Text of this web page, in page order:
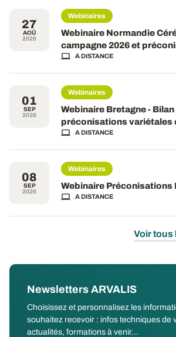
27
AOÛ
2026
Webinaires
Webinaire Normandie
campagne 2026 et
A DISTANCE
01
SEP
2026
Webinaires
Webinaire Bretagne -
préconisations variétales
A DISTANCE
08
SEP
2026
Webinaires
Webinaire Préconisations
A DISTANCE
Voir tous
Newsletters ARVALIS
Choisissez et personnalisez les
souhaitez recevoir : infos techniques de
actualités, formations à venir...